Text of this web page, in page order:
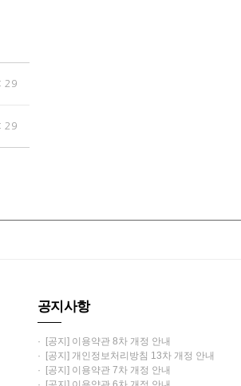
29
29
공지사항
· [공지] 이용약관 8차 개정 안내
· [공지] 개인정보처리방침 13차 개정 안내
· [공지] 이용약관 7차 개정 안내